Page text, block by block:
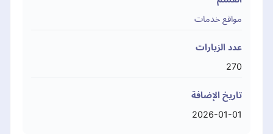
مواقع خدمات
عدد الزيارات
270
تاريخ الإضافة
2026-01-01